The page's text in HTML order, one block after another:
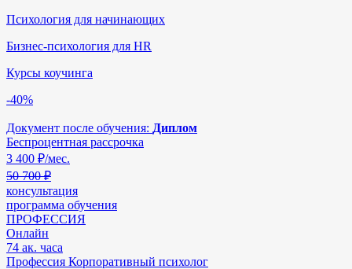
Психология для начинающих
Бизнес-психология для HR
Курсы коучинга
-40%
Документ после обучения: Диплом
Беспроцентная рассрочка
3 400 ₽/мес.
50 700 ₽
консультация
программа обучения
ПРОФЕССИЯ
Онлайн
74 ак. часа
Профессия Корпоративный психолог